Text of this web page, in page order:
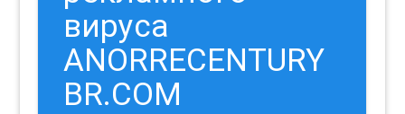
вируса
ANORRECENTURY
BR.COM